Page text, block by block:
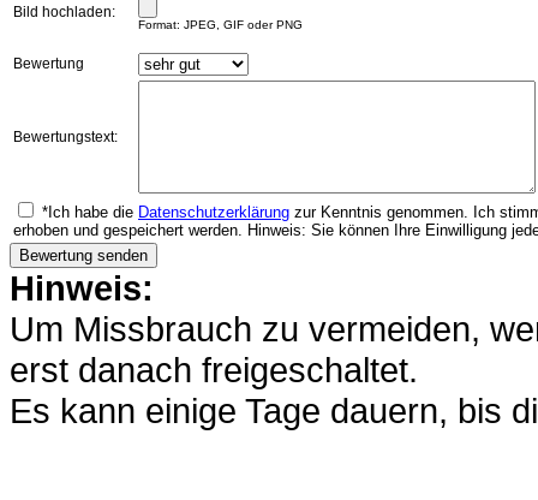
Bild hochladen:
Format: JPEG, GIF oder PNG
Bewertung
Bewertungstext:
*Ich habe die Datenschutzerklärung zur Kenntnis genommen. Ich
erhoben und gespeichert werden. Hinweis: Sie können Ihre Einwilligung
Hinweis:
Um Missbrauch zu vermeiden,
erst danach freigeschaltet.
Es kann einige Tage dauern, bis